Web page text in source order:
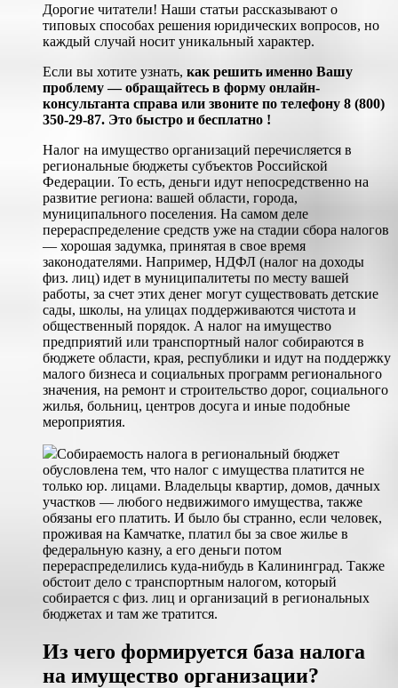
Дорогие читатели! Наши статьи рассказывают о
типовых способах решения юридических вопросов, но
каждый случай носит уникальный характер.
Если вы хотите узнать, как решить именно Вашу
проблему — обращайтесь в форму онлайн-
консультанта справа или звоните по телефону 8 (800)
350-29-87. Это быстро и бесплатно !
Налог на имущество организаций перечисляется в
региональные бюджеты субъектов Российской
Федерации. То есть, деньги идут непосредственно на
развитие региона: вашей области, города,
муниципального поселения. На самом деле
перераспределение средств уже на стадии сбора налогов
— хорошая задумка, принятая в свое время
законодателями. Например, НДФЛ (налог на доходы
физ. лиц) идет в муниципалитеты по месту вашей
работы, за счет этих денег могут существовать детские
сады, школы, на улицах поддерживаются чистота и
общественный порядок. А налог на имущество
предприятий или транспортный налог собираются в
бюджете области, края, республики и идут на поддержку
малого бизнеса и социальных программ регионального
значения, на ремонт и строительство дорог, социального
жилья, больниц, центров досуга и иные подобные
мероприятия.
Собираемость налога в региональный бюджет
обусловлена тем, что налог с имущества платится не
только юр. лицами. Владельцы квартир, домов, дачных
участков — любого недвижимого имущества, также
обязаны его платить. И было бы странно, если человек,
проживая на Камчатке, платил бы за свое жилье в
федеральную казну, а его деньги потом
перераспределились куда-нибудь в Калининград. Также
обстоит дело с транспортным налогом, который
собирается с физ. лиц и организаций в региональных
бюджетах и там же тратится.
Из чего формируется база налога
на имущество организации?